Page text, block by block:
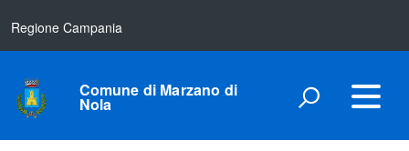
Regione Campania
Comune di Marzano di
Nola